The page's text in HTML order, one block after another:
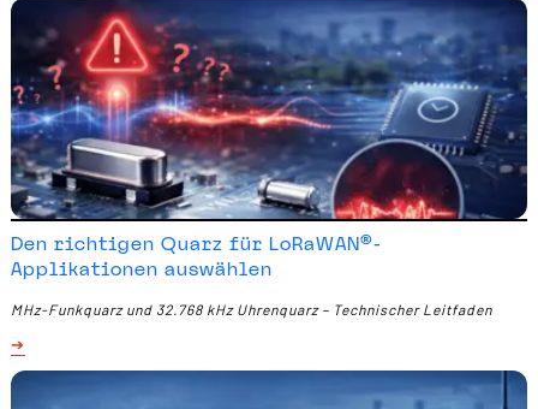
Den richtigen Quarz für LoRaWAN®-
Applikationen auswählen
MHz-Funkquarz und 32.768 kHz Uhrenquarz – Technischer Leitfaden